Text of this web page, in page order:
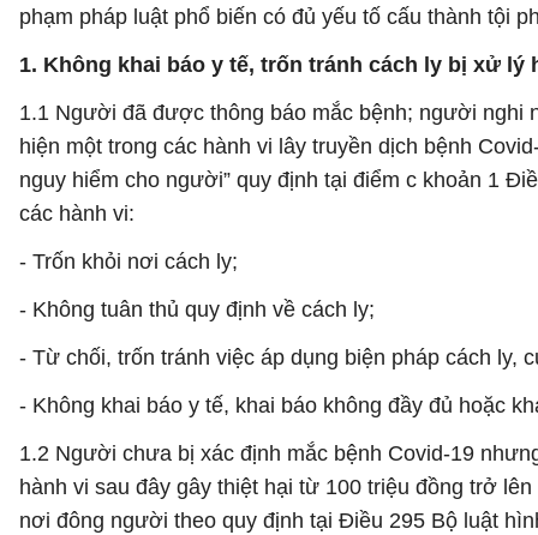
phạm pháp luật phổ biến có đủ yếu tố cấu thành tội
1. Không khai báo y tế, trốn tránh cách ly bị xử lý
1.1 Người đã được thông báo mắc bệnh; người nghi
hiện một trong các hành vi lây truyền dịch bệnh
nguy hiểm cho người” quy định tại điểm c khoản 1
các hành vi:
- Trốn khỏi nơi cách ly;
- Không tuân thủ quy định về cách ly;
- Từ chối, trốn tránh việc áp dụng biện pháp cách ly,
- Không khai báo y tế, khai báo không đầy đủ hoặc
1.2 Người chưa bị xác định mắc bệnh Covid-19
hành vi sau đây gây thiệt hại từ 100 triệu đồng trở
nơi đông người theo quy định tại Điều 295 Bộ luật